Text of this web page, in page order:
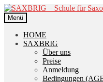
Zur
Navigation
springen
Zum
Inhalt
springen
Menü
HOME
SAXBRIG
Über uns
Preise
Anmeldung
Bedingungen